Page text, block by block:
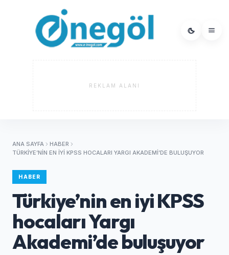
REKLAM ALANI
ANA SAYFA
HABER
TÜRKIYE’NIN EN IYI KPSS HOCALARI YARGI AKADEMI’DE BULUŞUYOR
HABER
Türkiye’nin en iyi KPSS
hocaları Yargı
Akademi’de buluşuyor